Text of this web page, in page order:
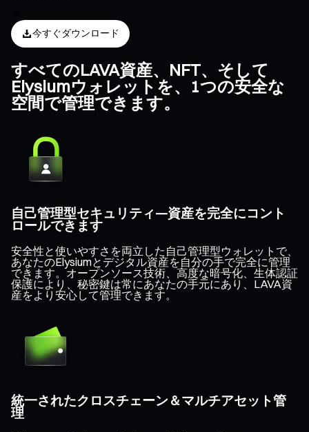
今すぐダウンロード
すべてのLAVA資産、NFT、そして
Elysiumウォレットを、1つの安全な
空間で管理できます。
自己管理型セキュリティ—資産を完全にコント
ロールできます
安全性と使いやすさを両立した自己管理型ウォレットで、
あなたのElysiumとデジタル資産を自分の手で完全に管理
できます。オープンソース技術、高度な暗号化、生体認証
保護により、秘密鍵は常にあなたの手元にあり、LAVA資
産をより安心して管理できます。
統一されたクロスチェーン＆マルチアセット管
理